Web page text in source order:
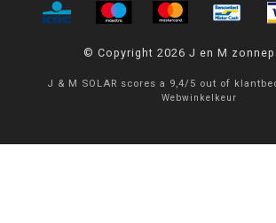
© Copyright 2026 J en M
J & M SOLAR scores a 9,4/ 5 out of
Webwinkelkeur